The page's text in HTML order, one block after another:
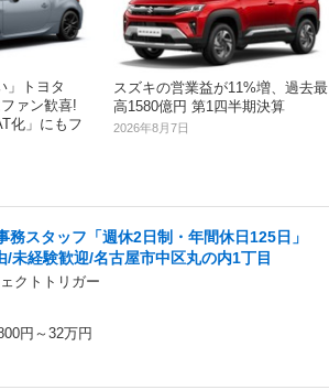
」トヨタ
ファン歓喜!
化」にもフ
スズキの営業益が11%増、過去最
高1580億円 第1四半期決算
2026年8月7日
務スタッフ「週休2日制・年間休日125日」
/未経験歓迎/名古屋市中区丸の内1丁目
クトトリガー
円～32万円